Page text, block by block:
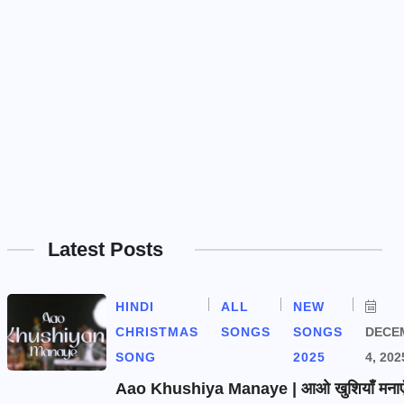
Latest Posts
HINDI
CHRISTMAS
SONG
ALL
SONGS
NEW
SONGS
2025
4,
Aao Khushiya Manaye | आओ खुशियाँ